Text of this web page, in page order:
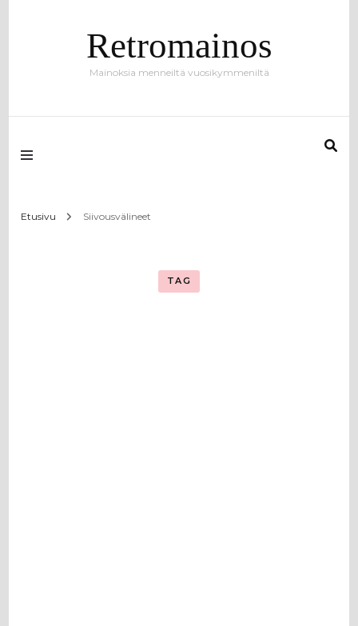
Retromainos
Mainoksia menneiltä vuosikymmeniltä
Etusivu Siivousvälineet
TAG